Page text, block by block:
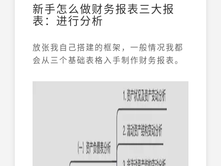
新手怎么做财务报表三大报
表：进行分析
放张我自己搭建的框架，一般情况我都
会从三个基础表格入手制作财务报表。